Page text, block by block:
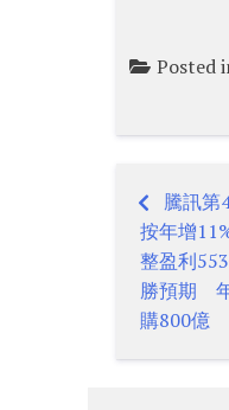
Posted
Post
騰訊第
按年增
整盈利
勝預期
購800億